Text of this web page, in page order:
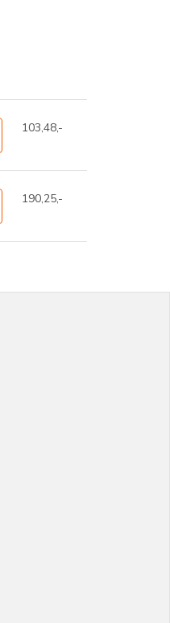
103,48,-
190,25,-